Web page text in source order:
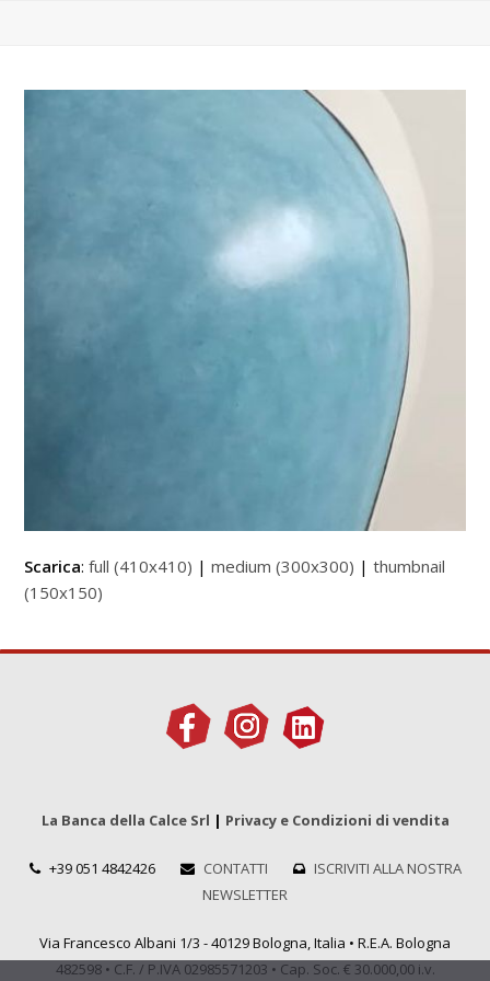
Scarica:full (410x410) |medium (300x300) |thumbnail
(150x150)
La Banca della Calce Srl | Privacy e Condizioni di vendita
+39 051 4842426 CONTATTI
ISCRIVITI ALLA NOSTRA
NEWSLETTER
Via Francesco Albani 1/3 - 40129 Bologna, Italia • R.E.A. Bologna
482598 • C.F. / P.IVA 02985571203 • Cap. Soc. € 30.000,00 i.v.